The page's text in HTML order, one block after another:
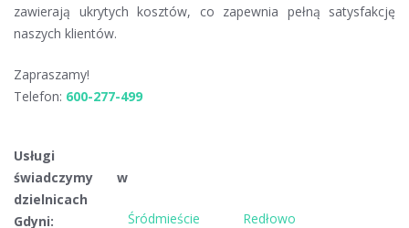
zawierają ukrytych kosztów, co zapewnia pełną satysfakcję
naszych klientów.
Zapraszamy!
Telefon: 600-277-499
Usługi
świadczymy w
dzielnicach
Gdyni:
Śródmieście
Redłowo